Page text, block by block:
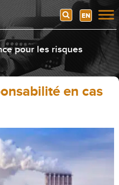
Search EN
pour les risques
en cas